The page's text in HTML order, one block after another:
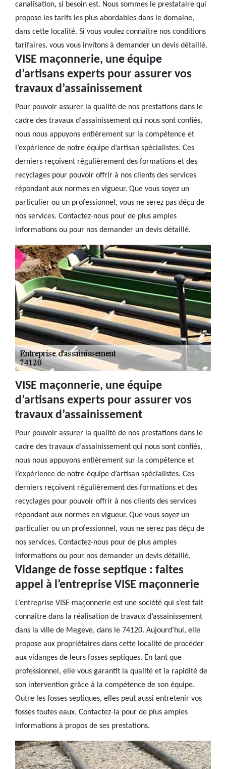
canalisation, si besoin est. Nous sommes le prestataire qui
propose les tarifs les plus abordables dans le domaine,
dans cette localité. Si vous voulez connaître nos conditions
tarifaires, vous vous invitons à demander un devis détaillé.
VISE maçonnerie, une équipe
d’artisans experts pour assurer vos
travaux d’assainissement
Pour pouvoir assurer la qualité de nos prestations dans le
cadre des travaux d’assainissement qui nous sont confiés,
nous nous appuyons entièrement sur la compétence et
l’expérience de notre équipe d’artisan spécialistes. Ces
derniers reçoivent régulièrement des formations et des
recyclages pour pouvoir offrir à nos clients des services
répondant aux normes en vigueur. Que vous soyez un
particulier ou un professionnel, vous ne serez pas déçu de
nos services. Contactez-nous pour de plus amples
informations ou pour nos demander un devis détaillé.
VISE maçonnerie, une équipe
d’artisans experts pour assurer vos
travaux d’assainissement
Pour pouvoir assurer la qualité de nos prestations dans le
cadre des travaux d’assainissement qui nous sont confiés,
nous nous appuyons entièrement sur la compétence et
l’expérience de notre équipe d’artisan spécialistes. Ces
derniers reçoivent régulièrement des formations et des
recyclages pour pouvoir offrir à nos clients des services
répondant aux normes en vigueur. Que vous soyez un
particulier ou un professionnel, vous ne serez pas déçu de
nos services. Contactez-nous pour de plus amples
informations ou pour nos demander un devis détaillé.
Vidange de fosse septique : faites
appel à l’entreprise VISE maçonnerie
L’entreprise VISE maçonnerie est une société qui s’est fait
connaître dans la réalisation de travaux d’assainissement
dans la ville de Megeve, dans le 74120. Aujourd’hui, elle
propose aux propriétaires dans cette localité de procéder
aux vidanges de leurs fosses septiques. En tant que
professionnel, elle vous garantit la qualité et la rapidité de
son intervention grâce à la compétence de son équipe.
Outre les fosses septiques, elles peut aussi entretenir vos
fosses toutes eaux. Contactez-la pour de plus amples
informations à propos de ses prestations.